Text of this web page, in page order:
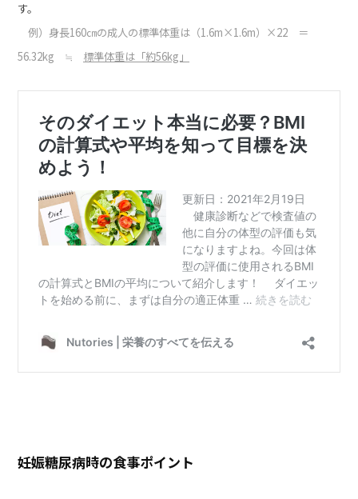
す。
例）身長160㎝の成人の標準体重は （1.6m×1.6m）×22 ＝
56.32kg ≒ 標準体重は「約56kg」
妊娠糖尿病時の食事ポイント